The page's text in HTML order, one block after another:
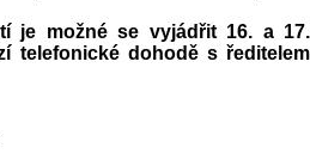
je možné se vyjádřit 16. a 17.
telefonické dohodě s ředitelem